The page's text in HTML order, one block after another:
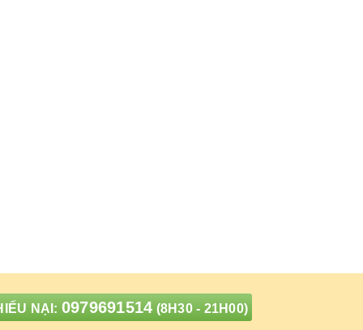
NẠI: 0979691514 (8H30 - 21H00)